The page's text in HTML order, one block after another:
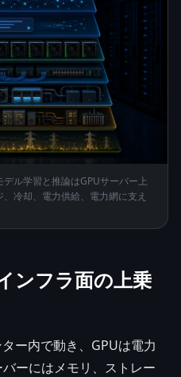
ル学習と推論はGPUサーバー上
冷却、電力供給、電力網に支え
ンフラ面の上乗
ー内で動き、GPUは電力
ーにはメモリ、ストレー